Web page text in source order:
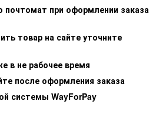
почтомат при оформлении заказа
товар на сайте уточните
в не рабочее время
после оформления заказа
системы WayForPay